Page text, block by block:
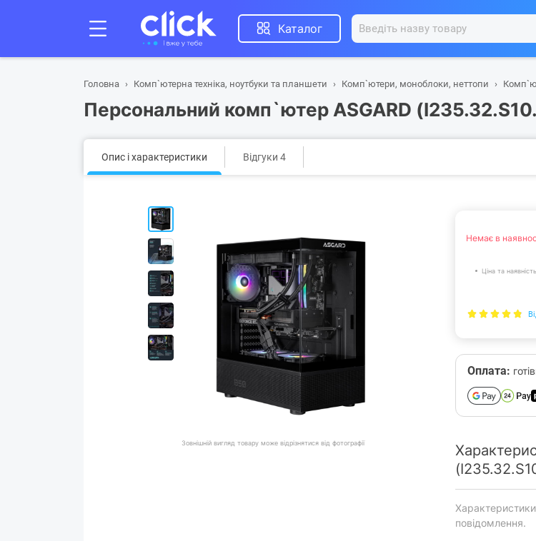
Каталог
Головна Комп`ютерна техніка, ноутбуки та планшети Комп`ютери, моноблоки, неттопи
Персональний комп`ютер ASGARD
Опис і характеристики Відгуки 4
Зовнішній вигляд товару може відрізнятися від фотографії
Немає в
Ціна та
Оплата:
повідомлення.